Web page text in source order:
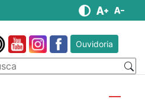
Ouvidoria